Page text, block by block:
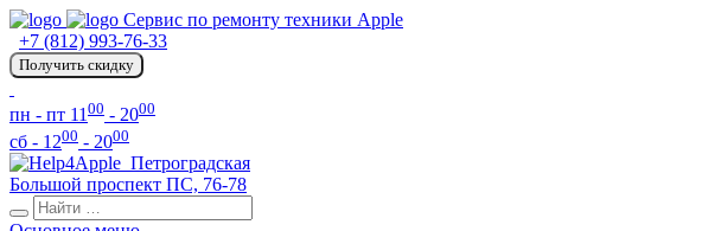
Сервис по ремонту техники Apple
+7 (812) 993-76-33
Получить скидку
пн - пт 11 00 - 2000
сб - 1200 - 2000
Петроградская
Большой проспект ПС, 76-78